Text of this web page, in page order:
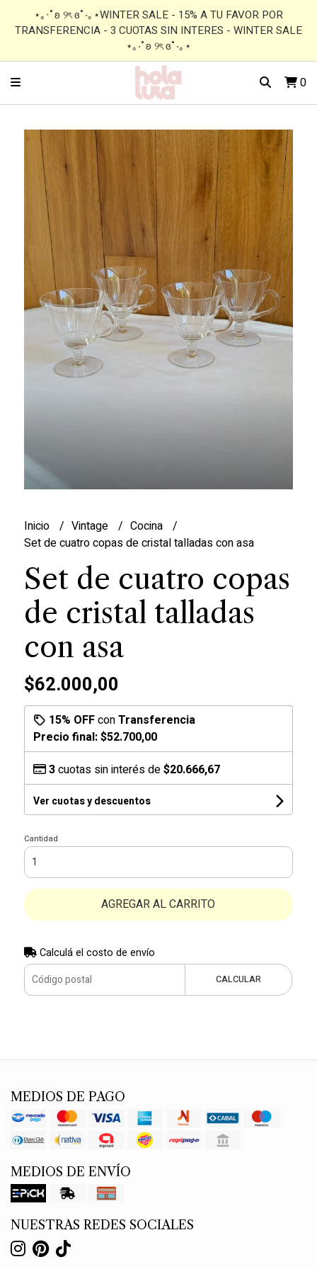
⋆｡‧˚ʚ ୨ৎ ɞ˚‧｡⋆WINTER SALE - 15% A TU FAVOR POR
TRANSFERENCIA - 3 CUOTAS SIN INTERES - WINTER SALE
⋆｡‧˚ʚ ୨ৎ ɞ˚‧｡⋆
0
Inicio Vintage
Cocina
Set de cuatro copas de cristal talladas con asa
Set de cuatro copas
de cristal talladas
con asa
$62.000,00
15% OFFconTransferencia
Precio final:$52.700,00
3cuotas sin interés de$20.666,67
Ver cuotas y descuentos
Cantidad
AGREGAR AL CARRITO
Calculá el costo de envío
CALCULAR
MEDIOS DE PAGO
MEDIOS DE ENVÍO
NUESTRAS REDES SOCIALES